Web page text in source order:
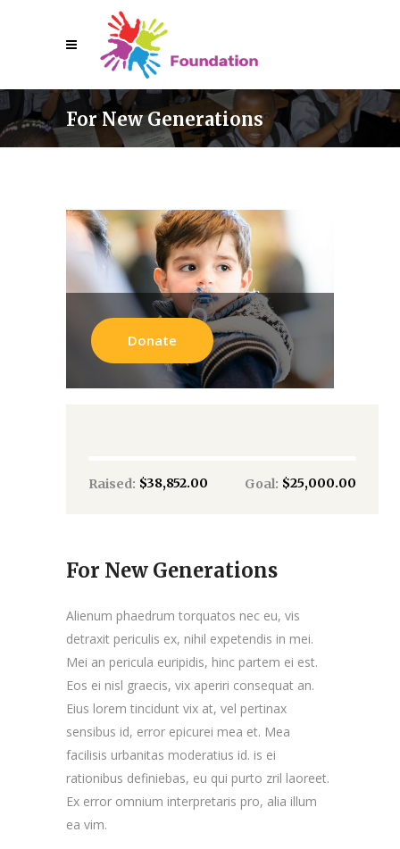
For New Generations
Donate
Raised: $38,852.00 Goal: $25,000.00
For New Generations
Alienum phaedrum torquatos nec eu, vis
detraxit periculis ex, nihil expetendis in mei.
Mei an pericula euripidis, hinc partem ei est.
Eos ei nisl graecis, vix aperiri consequat an.
Eius lorem tincidunt vix at, vel pertinax
sensibus id, error epicurei mea et. Mea
facilisis urbanitas moderatius id. is ei
rationibus definiebas, eu qui purto zril laoreet.
Ex error omnium interpretaris pro, alia illum
ea vim.